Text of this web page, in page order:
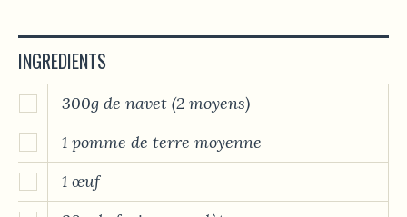
INGREDIENTS
300g de navet (2 moyens)
1 pomme de terre moyenne
1 œuf